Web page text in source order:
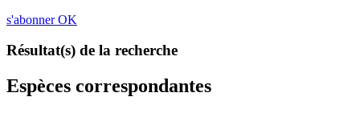
s'abonner OK
Résultat(s) de la recherche
Espèces correspondantes